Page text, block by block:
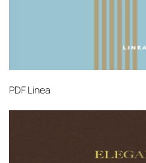
PDFLinea